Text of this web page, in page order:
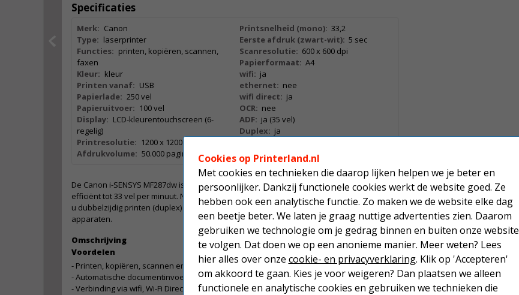
Specificaties
Merk: Canon
Type: laserprinter
Functies: printen, kopiëren, scannen,
faxen
Kleur: kleur
Printen vanaf: USB
Papierlade: 250 vel
Papieruitvoer: 100 vel
Display: LCD-kleurentouchscreen (6-
regelig)
Printresolutie: 1200 x 1200 dpi
Afdrukvolume: 50.000 pagina's
Printsnelheid (mono): 33,2
Eerste afdruk (zwart-wit): 5 sec
Scanresolutie: 600 x 600 dpi
Papierformaat: A4
wifi: ja
ethernet: nee
wifi direct: ja
OCR: nee
ADF: ja (35 vel)
Duplex: ja
De Canon i-SENSYS MF287dw is een multifunctionele laserprinter (zwart-wit). Print snel en
efficiënt tot 33 vel per minuut. Na 5 seconden verschijnt uw eerste afdruk. Bovendien kunt
u dubbelzijdig printen (duplex) en afdrukopdachten versturen vanaf uw mobiele
apparaten.
Omschrijving
Voordelen
- Printen, kopiëren, scannen en faxen
- Automatische documentinvoer (adf)
- Verbinding via wifi, Wi-Fi Direct en USB
Cookies op Printerland.nl
Met cookies en technieken die daarop lijken helpen we je beter en
persoonlijker. Dankzij functionele cookies werkt de website goed. Ze
hebben ook een analytische functie. Zo maken we de website elke dag
een beetje beter. We laten je graag nuttige advertenties zien. Daarom
gebruiken we technologie om je gedrag binnen en buiten onze website
te volgen. Dat doen we op een anonieme manier. Meer weten? Lees
hier alles over onze cookie- en privacyverklaring. Klik op 'Accepteren'
om akkoord te gaan. Kies je voor weigeren? Dan plaatsen we alleen
functionele en analytische cookies en gebruiken we technieken die